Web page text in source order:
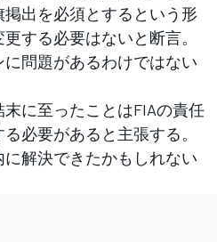
出を必須とするという形
する必要はないと断言。
問題があるわけではない
に至ったことはFIAの責任
必要があると主張する。
に解決できたかもしれない